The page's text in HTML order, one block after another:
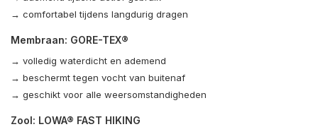
→ comfortabel tijdens langdurig dragen
Membraan: GORE-TEX®
→ volledig waterdicht en ademend
→ beschermt tegen vocht van buitenaf
→ geschikt voor alle weersomstandigheden
Zool: LOWA® FAST HIKING